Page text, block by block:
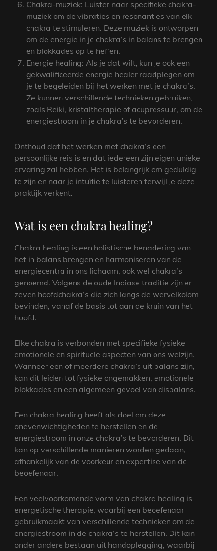
Chakra-muziek: Luister naar specifieke chakra-
muziek om de vibraties en resonanties van elk
chakra te stimuleren. Deze muziek is ontworpen
om de energie in je chakra’s in balans te brengen
en blokkades op te heffen.
Energie healing: Als je dat wilt, kun je ook een
gekwalificeerde energie healer raadplegen om
je te begeleiden bij het werken met je chakra’s.
Ze kunnen verschillende technieken gebruiken,
zoals Reiki, kristaltherapie of acupressuur, om de
energiestroom in je chakra’s te bevorderen.
Onthoud dat het werken met chakra’s een
persoonlijke reis is en dat iedereen zijn eigen unieke
ervaring zal hebben. Het is belangrijk om geduldig
te zijn en naar je intuïtie te luisteren terwijl je deze
praktijk verkent.
Wat is een chakra healing?
Chakra healing is een holistische benadering van
het in balans brengen en harmoniseren van de
energiecentra in ons lichaam, ook wel chakra’s
genoemd. Volgens de oude Indiase traditie zijn er
zeven hoofdchakra’s die zich langs de wervelkolom
bevinden, vanaf de basis tot aan de kruin van het
hoofd.
Elke chakra is verbonden met specifieke fysieke,
emotionele en spirituele aspecten van ons welzijn.
Wanneer een of meerdere chakra’s uit balans zijn,
kan dit leiden tot fysieke ongemakken, emotionele
blokkades en een algemeen gevoel van disbalans.
Een chakra healing heeft als doel om deze
onevenwichtigheden te herstellen en de
energiestroom in onze chakra’s te bevorderen. Dit
kan op verschillende manieren worden gedaan,
afhankelijk van de voorkeur en expertise van de
beoefenaar.
Een veelvoorkomende vorm van chakra healing is
energetische therapie, waarbij een beoefenaar
gebruikmaakt van verschillende technieken om de
energiestroom in de chakra’s te herstellen. Dit kan
onder andere bestaan uit handoplegging, waarbij